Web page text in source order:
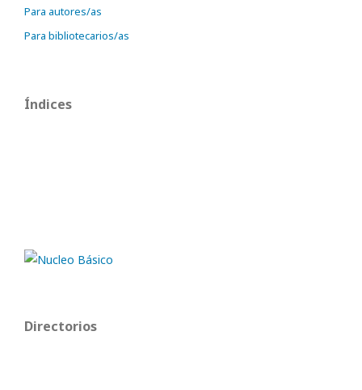
Para autores/as
Para bibliotecarios/as
Índices
Directorios